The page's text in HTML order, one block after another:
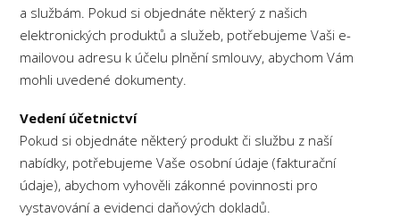
a službám. Pokud si objednáte některý z našich
elektronických produktů a služeb, potřebujeme Vaši e-
mailovou adresu k účelu plnění smlouvy, abychom Vám
mohli uvedené dokumenty.
Vedení účetnictví
Pokud si objednáte některý produkt či službu z naší
nabídky, potřebujeme Vaše osobní údaje (fakturační
údaje), abychom vyhověli zákonné povinnosti pro
vystavování a evidenci daňových dokladů.